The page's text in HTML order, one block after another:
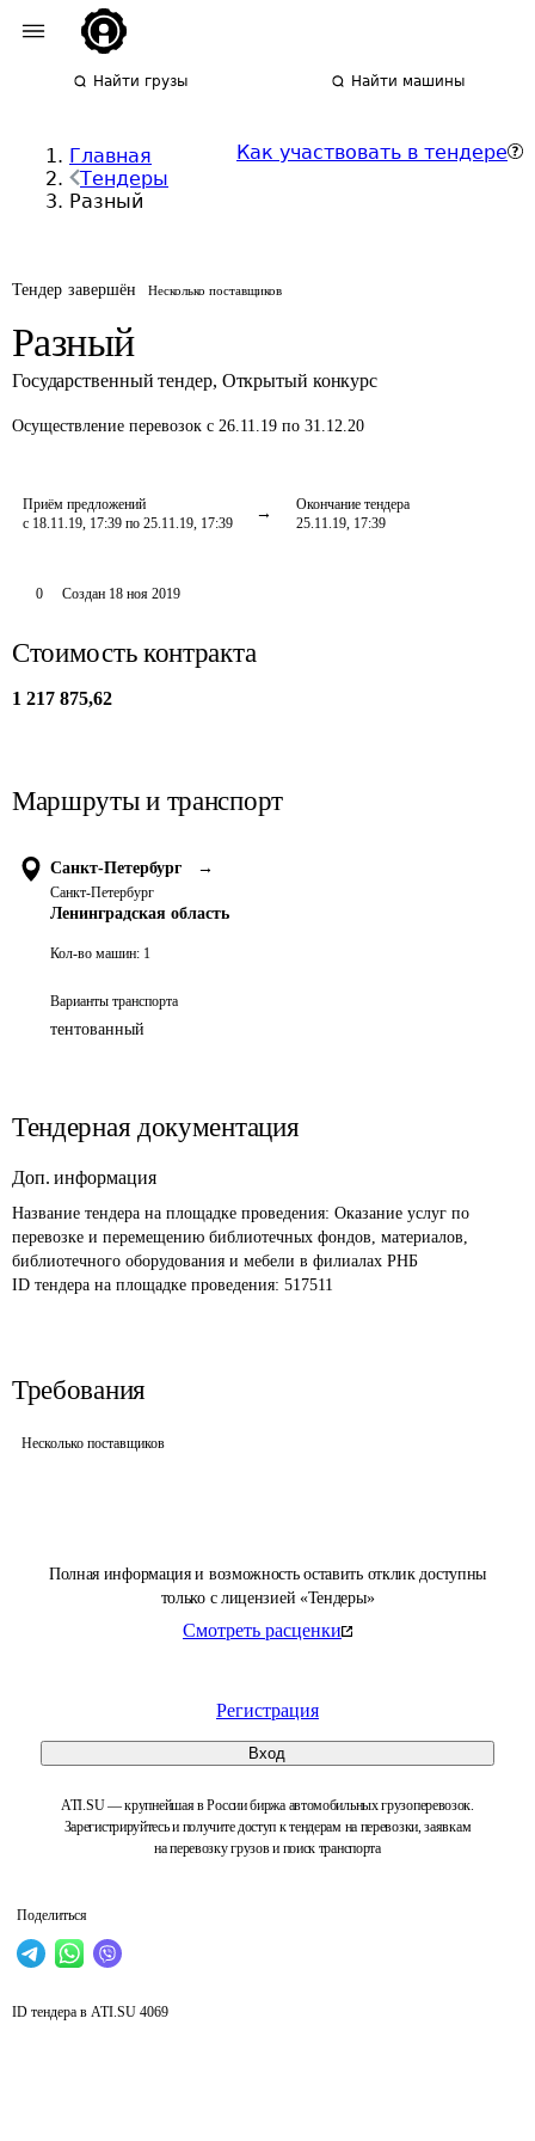
Найти грузы Найти машины
Главная
Тендеры
Разный
Как участвовать в тендере
Тендер завершён Несколько поставщиков
Разный
Государственный тендер, Открытый конкурс
Осуществление перевозок с 26.11.19 по 31.12.20
Приём предложений
с 18.11.19, 17:39 по 25.11.19, 17:39
Окончание тендера
25.11.19, 17:39
Полная информация и возможность оставить отклик доступны
только с лицензией «Тендеры»
Смотреть расценки
Регистрация
Вход
ATI.SU — крупнейшая в России биржа автомобильных грузоперевозок.
Зарегистрируйтесь и получите доступ к тендерам на перевозки, заявкам
на перевозку грузов и поиск транспорта
Поделиться
0 Создан 18 ноя 2019
Стоимость контракта
1 217 875,62
Маршруты и транспорт
Санкт-Петербург →
Санкт-Петербург
Ленинградская область
Кол-во машин: 1
Варианты транспорта
тентованный
Тендерная документация
Доп. информация
Название тендера на площадке проведения: Оказание услуг по
перевозке и перемещению библиотечных фондов, материалов,
библиотечного оборудования и мебели в филиалах РНБ
ID тендера на площадке проведения: 517511
Требования
Несколько поставщиков
ID тендера в ATI.SU 4069